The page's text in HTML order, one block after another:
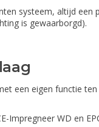
systeem, altijd
is gewaarborgd).
een eigen functie
Impregneer WD en